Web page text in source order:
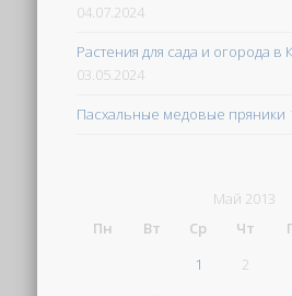
04.07.2024
Растения для сада и огорода в
03.05.2024
Пасхальные медовые пряники
Май 2013
Пн
Вт Ср Чт
1
2